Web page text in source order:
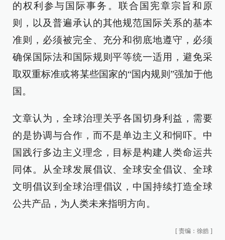
的权利参与国际事务。联合国宪章宗旨和原
则，以及普遍承认的其他规范国际关系的基本
准则，必须被完全、充分和彻底地遵守，必须
确保国际法和国际规则平等统一适用，避免采
取双重标准或将某些国家的“国内规则”强加于他
国。
文章认为，全球治理关乎各国切身利益，需要
的是协调与合作，而不是单边主义和恫吓。中
国践行多边主义理念，目标是构建人类命运共
同体。从全球发展倡议、全球安全倡议、全球
文明倡议到全球治理倡议，中国持续打造全球
公共产品，为人类未来指明方向。
[ 责编：徐皓 ]